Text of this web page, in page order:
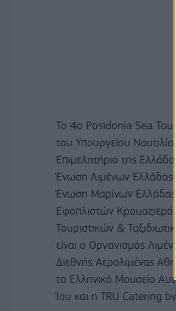
Το 4ο Posidonia Sea
του Υπουργείου
Επιμελητήριο της
Ένωση Λιμένων Ελλάδας
Ένωση Μαρίνων Ελλάδας,
Εφοπλιστών
Τουριστικών &
είναι ο Οργανισμός
Διεθνής Αερολιμένας
το Ελληνικό Μουσείο
Ίου και η TRU Catering